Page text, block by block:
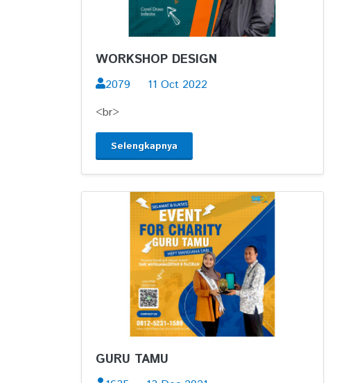
WORKSHOP DESIGN
2079
11 Oct 2022
<br>
Selengkapnya
GURU TAMU